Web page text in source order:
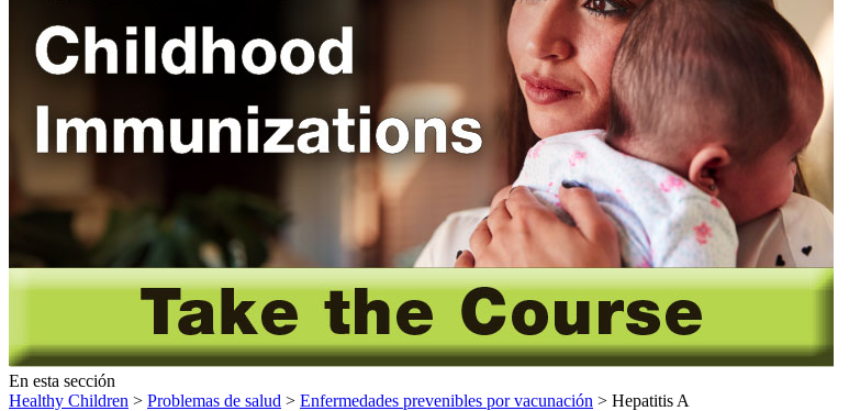
En esta sección
Healthy Children > Problemas de salud > Enfermedades prevenibles por vacunación > Hepatitis A